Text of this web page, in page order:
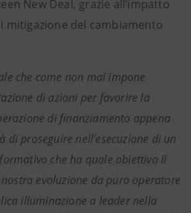
New Deal, grazie all’impatto
mitigazione del cambiamento
che come non mai impone
di azioni per favorire la
di finanziamento appena
di proseguire nell’esecuzione di un
che ha quale obiettivo il
evoluzione da puro operatore
illuminazione a leader nella